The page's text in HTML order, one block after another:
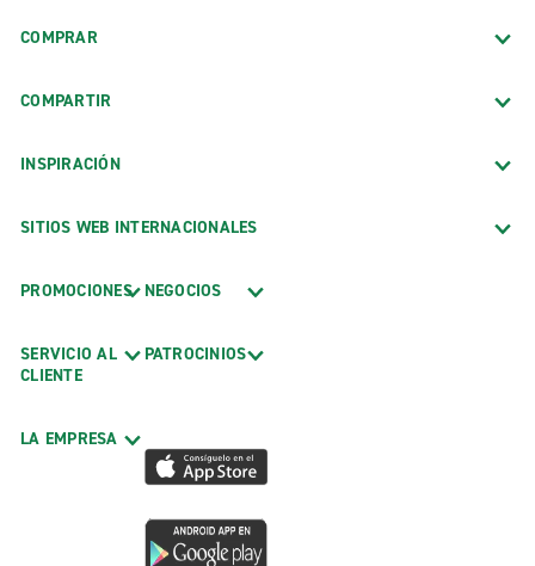
COMPRAR
COMPARTIR
INSPIRACIÓN
SITIOS WEB INTERNACIONALES
PROMOCIONES
SERVICIO AL
CLIENTE
LA EMPRESA
NEGOCIOS
PATROCINIOS